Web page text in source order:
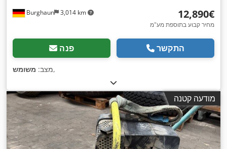
Burghaun 3,014 km ‏12,890 ‏€
מחיר קבוע בתוספת מע"מ
פנה התקשר
מצב: משומש ,
מודעה קטנה